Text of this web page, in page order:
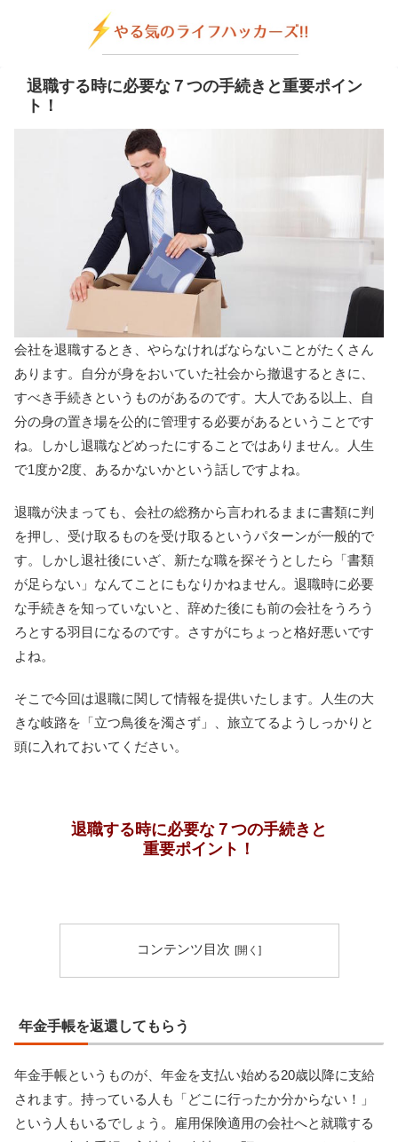
退職する時に必要な７つの手続きと重要ポイン
ト！
会社を退職するとき、やらなければならないことがたくさん
あります。自分が身をおいていた社会から撤退するときに、
すべき手続きというものがあるのです。大人である以上、自
分の身の置き場を公的に管理する必要があるということです
ね。しかし退職などめったにすることではありません。人生
で1度か2度、あるかないかという話しですよね。
退職が決まっても、会社の総務から言われるままに書類に判
を押し、受け取るものを受け取るというパターンが一般的で
す。しかし退社後にいざ、新たな職を探そうとしたら「書類
が足らない」なんてことにもなりかねません。退職時に必要
な手続きを知っていないと、辞めた後にも前の会社をうろう
ろとする羽目になるのです。さすがにちょっと格好悪いです
よね。
そこで今回は退職に関して情報を提供いたします。人生の大
きな岐路を「立つ鳥後を濁さず」、旅立てるようしっかりと
頭に入れておいてください。
退職する時に必要な７つの手続きと
重要ポイント！
コンテンツ目次
年金手帳を返還してもらう
年金手帳というものが、年金を支払い始める20歳以降に支給
されます。持っている人も「どこに行ったか分からない！」
という人もいるでしょう。雇用保険適用の会社へと就職する